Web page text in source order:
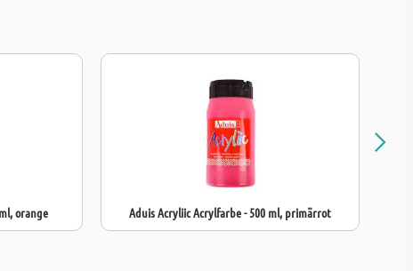
Karton, Holz, Stein, Metall, Lederund viele Kunststoffe.
garantiert höchste Qualität und Zuverlässigkeit, wodurch Solo
die perfekte Wahl für Kunstliebhaber und Profis gleichermaßen ist.
orange Aduis Acryliic Acrylfarbe - 500 ml, primärrot